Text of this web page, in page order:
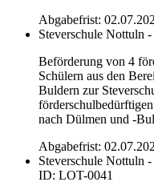
Abgabefrist:
Steverschule Nottuln
Beförderung von 4
Schülern aus den
Buldern zur
nach Dülmen und -
Abgabefrist:
Steverschule Nottuln
ID: LOT-0041